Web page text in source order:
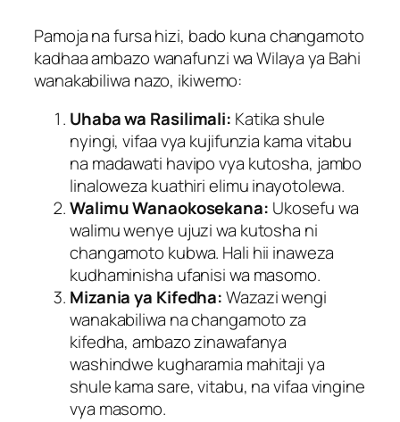
Pamoja na fursa hizi, bado kuna changamoto
kadhaa ambazo wanafunzi wa Wilaya ya Bahi
wanakabiliwa nazo, ikiwemo:
Uhaba wa Rasilimali: Katika shule
nyingi, vifaa vya kujifunzia kama vitabu
na madawati havipo vya kutosha, jambo
linaloweza kuathiri elimu inayotolewa.
Walimu Wanaokosekana: Ukosefu wa
walimu wenye ujuzi wa kutosha ni
changamoto kubwa. Hali hii inaweza
kudhaminisha ufanisi wa masomo.
Mizania ya Kifedha:Wazazi wengi
wanakabiliwa na changamoto za
kifedha, ambazo zinawafanya
washindwe kugharamia mahitaji ya
shule kama sare, vitabu, na vifaa vingine
vya masomo.